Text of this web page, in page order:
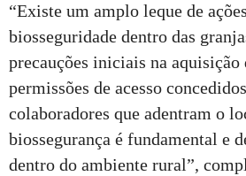
“Existe um amplo leque de
biosseguridade dentro das
precauções iniciais na aquisição
permissões de acesso
colaboradores que adentram o
biossegurança é fundamental e
dentro do ambiente rural”,